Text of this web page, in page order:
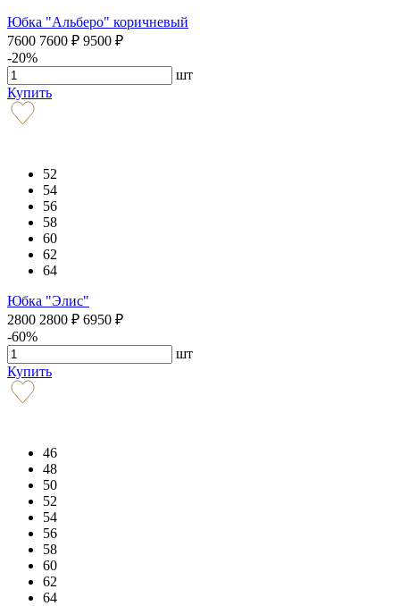
Юбка "Альберо" коричневый
7600 7600 ₽ 9500 ₽
-20%
шт
Купить
52
54
56
58
60
62
64
Юбка "Элис"
2800 2800 ₽ 6950 ₽
-60%
шт
Купить
46
48
50
52
54
56
58
60
62
64